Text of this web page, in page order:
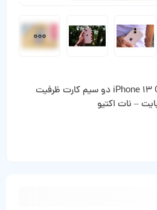
گوشی موبایل اپل مدل iPhone 13 CH دو سیم‌ کارت ظرفیت